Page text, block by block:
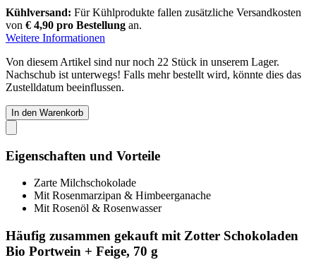
Kühlversand: Für Kühlprodukte fallen zusätzliche Versandkosten
von € 4,90 pro Bestellung an.
Weitere Informationen
Von diesem Artikel sind nur noch 22 Stück in unserem Lager.
Nachschub ist unterwegs! Falls mehr bestellt wird, könnte dies das
Zustelldatum beeinflussen.
In den Warenkorb
Eigenschaften und Vorteile
Zarte Milchschokolade
Mit Rosenmarzipan & Himbeerganache
Mit Rosenöl & Rosenwasser
Häufig zusammen gekauft mit Zotter Schokoladen
Bio Portwein + Feige, 70 g